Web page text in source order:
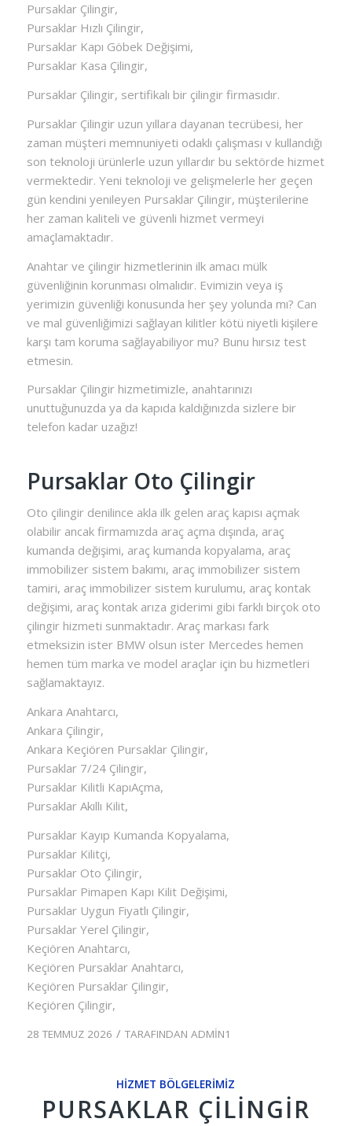
Pursaklar Çilingir,
Pursaklar Hızlı Çilingir,
Pursaklar Kapı Göbek Değişimi,
Pursaklar Kasa Çilingir,
Pursaklar Çilingir, sertifikalı bir çilingir firmasıdır.
Pursaklar Çilingir uzun yıllara dayanan tecrübesi, her
zaman müşteri memnuniyeti odaklı çalışması v kullandığı
son teknoloji ürünlerle uzun yıllardır bu sektörde hizmet
vermektedir. Yeni teknoloji ve gelişmelerle her geçen
gün kendini yenileyen Pursaklar Çilingir, müşterilerine
her zaman kaliteli ve güvenli hizmet vermeyi
amaçlamaktadır.
Anahtar ve çilingir hizmetlerinin ilk amacı mülk
güvenliğinin korunması olmalıdır. Evimizin veya iş
yerimizin güvenliği konusunda her şey yolunda mı? Can
ve mal güvenliğimizi sağlayan kilitler kötü niyetli kişilere
karşı tam koruma sağlayabiliyor mu? Bunu hırsız test
etmesin.
Pursaklar Çilingir hizmetimizle, anahtarınızı
unuttuğunuzda ya da kapıda kaldığınızda sizlere bir
telefon kadar uzağız!
Pursaklar Oto Çilingir
Oto çilingir denilince akla ilk gelen araç kapısı açmak
olabilir ancak firmamızda araç açma dışında, araç
kumanda değişimi, araç kumanda kopyalama, araç
immobilizer sistem bakımı, araç immobilizer sistem
tamiri, araç immobilizer sistem kurulumu, araç kontak
değişimi, araç kontak arıza giderimi gibi farklı birçok oto
çilingir hizmeti sunmaktadır. Araç markası fark
etmeksizin ister BMW olsun ister Mercedes hemen
hemen tüm marka ve model araçlar için bu hizmetleri
sağlamaktayız.
Ankara Anahtarcı,
Ankara Çilingir,
Ankara Keçiören Pursaklar Çilingir,
Pursaklar 7/24 Çilingir,
Pursaklar Kilitli KapıAçma,
Pursaklar Akıllı Kilit,
Pursaklar Kayıp Kumanda Kopyalama,
Pursaklar Kilitçi,
Pursaklar Oto Çilingir,
Pursaklar Pimapen Kapı Kilit Değişimi,
Pursaklar Uygun Fiyatlı Çilingir,
Pursaklar Yerel Çilingir,
Keçiören Anahtarcı,
Keçiören Pursaklar Anahtarcı,
Keçiören Pursaklar Çilingir,
Keçiören Çilingir,
28 TEMMUZ 2026 / TARAFINDAN ADMIN1
HIZMET BÖLGELERIMIZ
PURSAKLAR ÇILINGIR